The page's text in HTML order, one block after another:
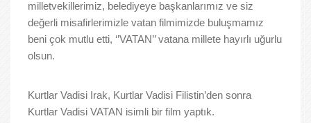
milletvekillerimiz, belediyeye başkanlarımız ve siz
değerli misafirlerimizle vatan filmimizde buluşmamız
beni çok mutlu etti, ‘’VATAN’’ vatana millete hayırlı uğurlu
olsun.
Kurtlar Vadisi Irak, Kurtlar Vadisi Filistin’den sonra
Kurtlar Vadisi VATAN isimli bir film yaptık.